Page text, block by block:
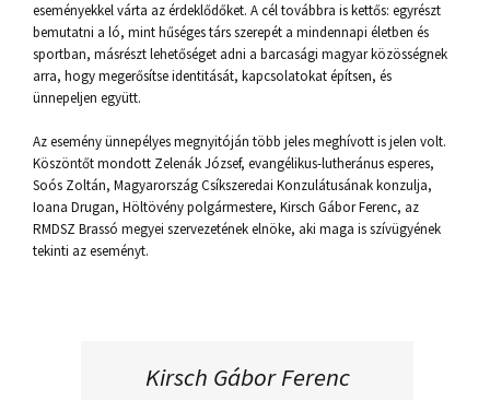
eseményekkel várta az érdeklődőket. A cél továbbra is kettős: egyrészt
bemutatni a ló, mint hűséges társ szerepét a mindennapi életben és
sportban, másrészt lehetőséget adni a barcasági magyar közösségnek
arra, hogy megerősítse identitását, kapcsolatokat építsen, és
ünnepeljen együtt.
Az esemény ünnepélyes megnyitóján több jeles meghívott is jelen volt.
Köszöntőt mondott Zelenák József, evangélikus-lutheránus esperes,
Soós Zoltán, Magyarország Csíkszeredai Konzulátusának konzulja,
Ioana Drugan, Höltövény polgármestere, Kirsch Gábor Ferenc, az
RMDSZ Brassó megyei szervezetének elnöke, aki maga is szívügyének
tekinti az eseményt.
Kirsch Gábor Ferenc